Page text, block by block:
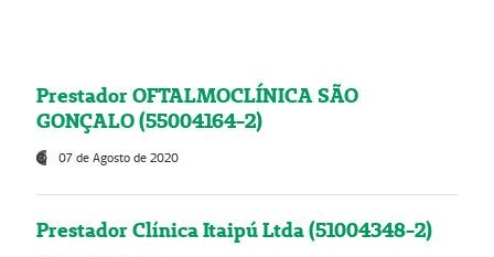
Prestador OFTALMOCLÍNICA SÃO
GONÇALO (55004164-2)
07 de Agosto de 2020
Prestador Clínica Itaipú Ltda (51004348-2)